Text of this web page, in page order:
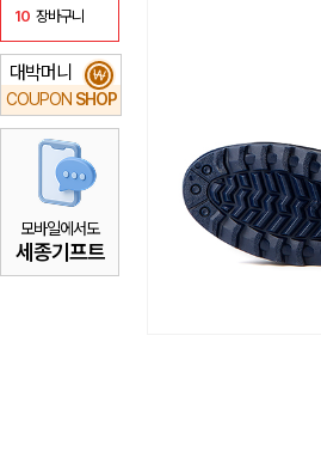
10 장바구니
대박머니
COUPON SHOP
₩
모바일에서도
세종기프트